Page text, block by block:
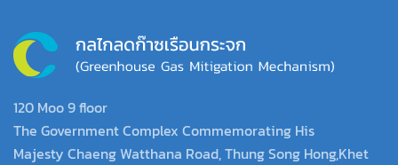
120 Moo 9 floor
The Government Complex Commemorating His
Majesty Chaeng Watthana Road, Thung Song Hong,Khet